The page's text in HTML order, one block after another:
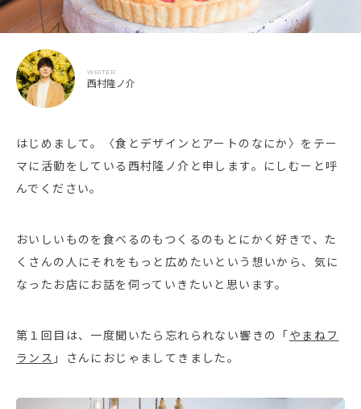
WRITER
西村隆ノ介
はじめまして。〈食とデザインとアートのなにか〉をテー
マに活動をしている西村隆ノ介と申します。にしむーと呼
んでください。
おいしいものを食べるのもつくるのもとにかく好きで、た
くさんの人にそれをもっと広めたいという想いから、気に
なったお店にお話を伺っていきたいと思います。
第１回目は、一度聞いたら忘れられない響きの「やまねフ
ランス 」さんにおじゃましてきました。